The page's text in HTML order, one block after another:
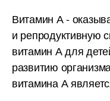
Витамин А -
и репродуктивную
витамин А для
развитию
витамина А